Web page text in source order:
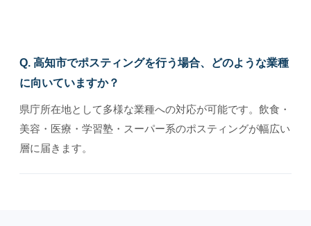
Q. 高知市でポスティングを行う場合、どのような業種
に向いていますか？
県庁所在地として多様な業種への対応が可能です。飲食・
美容・医療・学習塾・スーパー系のポスティングが幅広い
層に届きます。